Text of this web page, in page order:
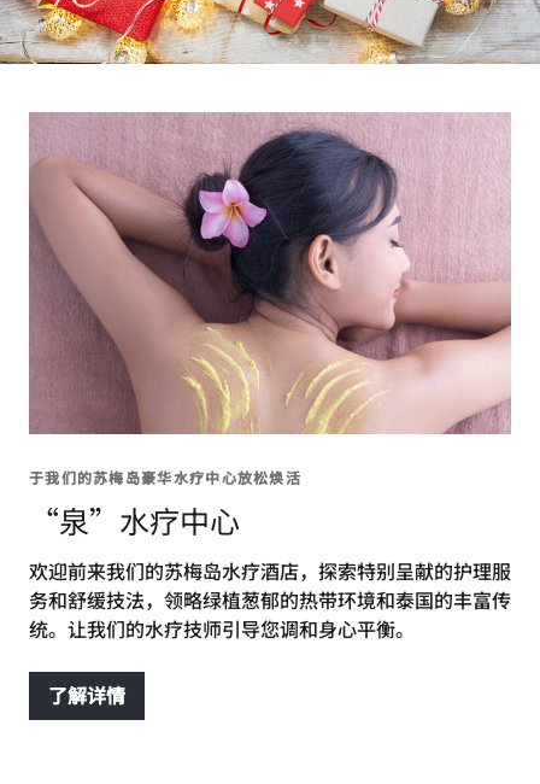
于我们的苏梅岛豪华水疗中心放松焕活
“泉”水疗中心
欢迎前来我们的苏梅岛水疗酒店，探索特别呈献的护理服
务和舒缓技法，领略绿植葱郁的热带环境和泰国的丰富传
统。让我们的水疗技师引导您调和身心平衡。
了解详情